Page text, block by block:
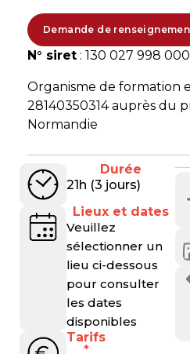
Demande de
N° siret : 130 027 998
Organisme de formation
28140350314 auprès du
Normandie
Durée
21h (3 jours)
Lieux et dates
Veuillez
sélectionner un
lieu ci-dessous
pour consulter
les dates
disponibles
Tarifs
*